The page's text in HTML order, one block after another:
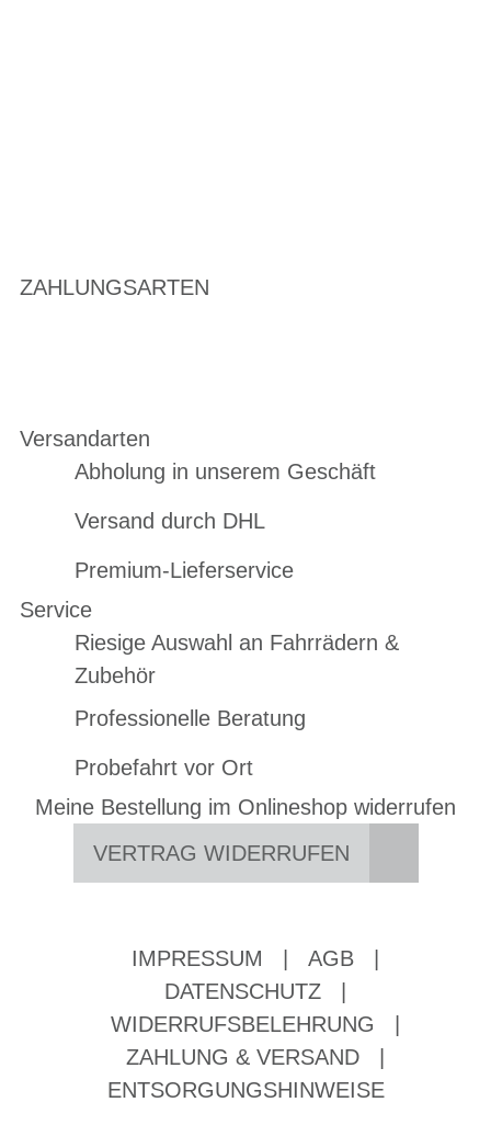
ZAHLUNGSARTEN
Versandarten
Abholung in unserem Geschäft
Versand durch DHL
Premium-Lieferservice
Service
Riesige Auswahl an Fahrrädern &
Zubehör
Professionelle Beratung
Probefahrt vor Ort
Meine Bestellung im Onlineshop widerrufen
VERTRAG WIDERRUFEN
IMPRESSUM AGB
DATENSCHUTZ
WIDERRUFSBELEHRUNG
ZAHLUNG & VERSAND
ENTSORGUNGSHINWEISE